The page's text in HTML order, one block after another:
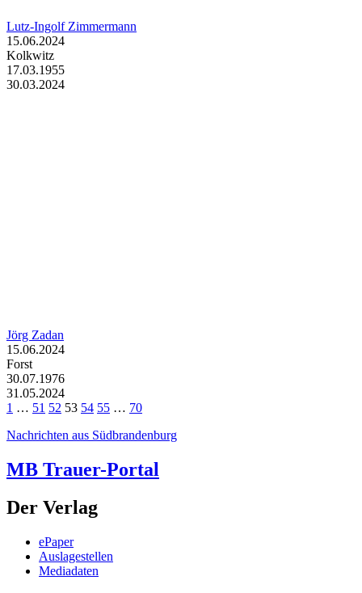
Lutz-Ingolf Zimmermann
15.06.2024
Kolkwitz
17.03.1955
30.03.2024
Jörg Zadan
15.06.2024
Forst
30.07.1976
31.05.2024
1 … 51 52 53 54 55 … 70
Nachrichten aus Südbrandenburg
MB Trauer-Portal
Der Verlag
ePaper
Auslagestellen
Mediadaten